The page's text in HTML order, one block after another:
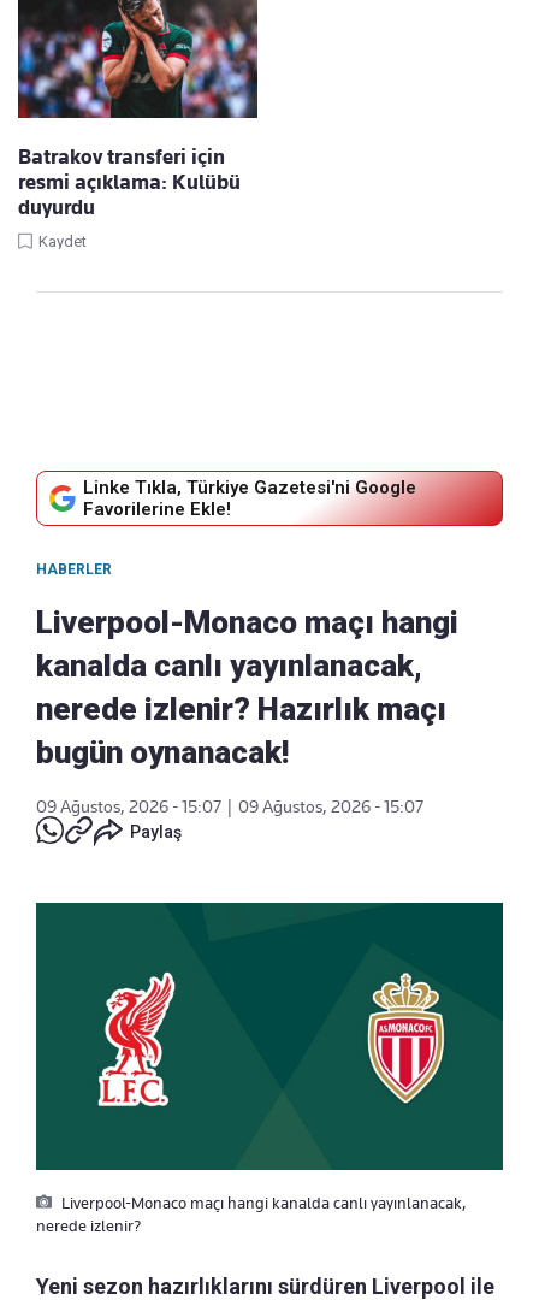
Batrakov transferi için
resmi açıklama: Kulübü
duyurdu
Kaydet
Linke Tıkla, Türkiye Gazetesi'ni Google
Favorilerine Ekle!
HABERLER
Liverpool-Monaco maçı hangi
kanalda canlı yayınlanacak,
nerede izlenir? Hazırlık maçı
bugün oynanacak!
09 Ağustos, 2026 - 15:07 | 09 Ağustos, 2026 - 15:07
Paylaş
Liverpool-Monaco maçı hangi kanalda canlı yayınlanacak,
nerede izlenir?
Yeni sezon hazırlıklarını sürdüren Liverpool ile